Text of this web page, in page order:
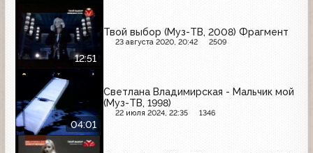
12:51
Твой выбор (Муз-ТВ, 2008) Фрагмент
23 августа 2020, 20:42 2509
04:01
Светлана Владимирская - Мальчик мой
(Муз-ТВ, 1998)
22 июля 2024, 22:35 1346